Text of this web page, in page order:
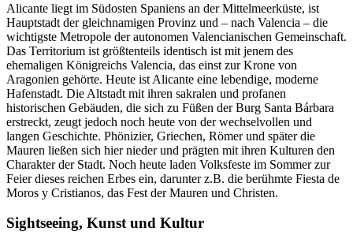
Alicante liegt im Südosten Spaniens an der Mittelmeerküste, ist
Hauptstadt der gleichnamigen Provinz und – nach Valencia – die
wichtigste Metropole der autonomen Valencianischen Gemeinschaft.
Das Territorium ist größtenteils identisch ist mit jenem des
ehemaligen Königreichs Valencia, das einst zur Krone von
Aragonien gehörte. Heute ist Alicante eine lebendige, moderne
Hafenstadt. Die Altstadt mit ihren sakralen und profanen
historischen Gebäuden, die sich zu Füßen der Burg Santa Bárbara
erstreckt, zeugt jedoch noch heute von der wechselvollen und
langen Geschichte. Phönizier, Griechen, Römer und später die
Mauren ließen sich hier nieder und prägten mit ihren Kulturen den
Charakter der Stadt. Noch heute laden Volksfeste im Sommer zur
Feier dieses reichen Erbes ein, darunter z.B. die berühmte Fiesta de
Moros y Cristianos, das Fest der Mauren und Christen.
Sightseeing, Kunst und Kultur